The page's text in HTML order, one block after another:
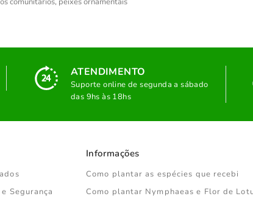
ATENDIMENTO
Suporte online de segunda a sábado
das 9hs às 18hs
Segurança
Informações
Como plantar as espécies que recebi
Como plantar Nymphaeas e Flor de